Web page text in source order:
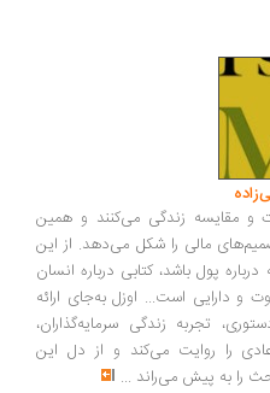
زندگی می‌کنند و همین
مالی را شکل می‌دهد. از این
باشد، کتابی درباره انسان
است... اوزل به‌جای ارائه
زندگی سرمایه‌گذاران،
را روایت می‌کند و از دل این
پیش می‌راند...